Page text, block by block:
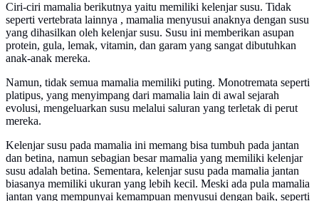
Ciri-ciri mamalia berikutnya yaitu memiliki kelenjar susu. Tidak
seperti vertebrata lainnya , mamalia menyusui anaknya dengan susu
yang dihasilkan oleh kelenjar susu. Susu ini memberikan asupan
protein, gula, lemak, vitamin, dan garam yang sangat dibutuhkan
anak-anak mereka.
Namun, tidak semua mamalia memiliki puting. Monotremata seperti
platipus, yang menyimpang dari mamalia lain di awal sejarah
evolusi, mengeluarkan susu melalui saluran yang terletak di perut
mereka.
Kelenjar susu pada mamalia ini memang bisa tumbuh pada jantan
dan betina, namun sebagian besar mamalia yang memiliki kelenjar
susu adalah betina. Sementara, kelenjar susu pada mamalia jantan
biasanya memiliki ukuran yang lebih kecil. Meski ada pula mamalia
jantan yang mempunyai kemampuan menyusui dengan baik, seperti